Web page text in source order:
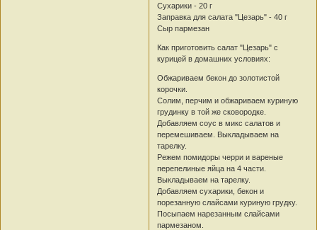
Сухарики - 20 г
Заправка для салата "Цезарь" - 40 г
Сыр пармезан
Как приготовить салат "Цезарь" с
курицей в домашних условиях:
Обжариваем бекон до золотистой
корочки.
Солим, перчим и обжариваем куриную
грудинку в той же сковородке.
Добавляем соус в микс салатов и
перемешиваем. Выкладываем на
тарелку.
Режем помидоры черри и вареные
перепелиные яйца на 4 части.
Выкладываем на тарелку.
Добавляем сухарики, бекон и
порезанную слайсами куриную грудку.
Посыпаем нарезанным слайсами
пармезаном.